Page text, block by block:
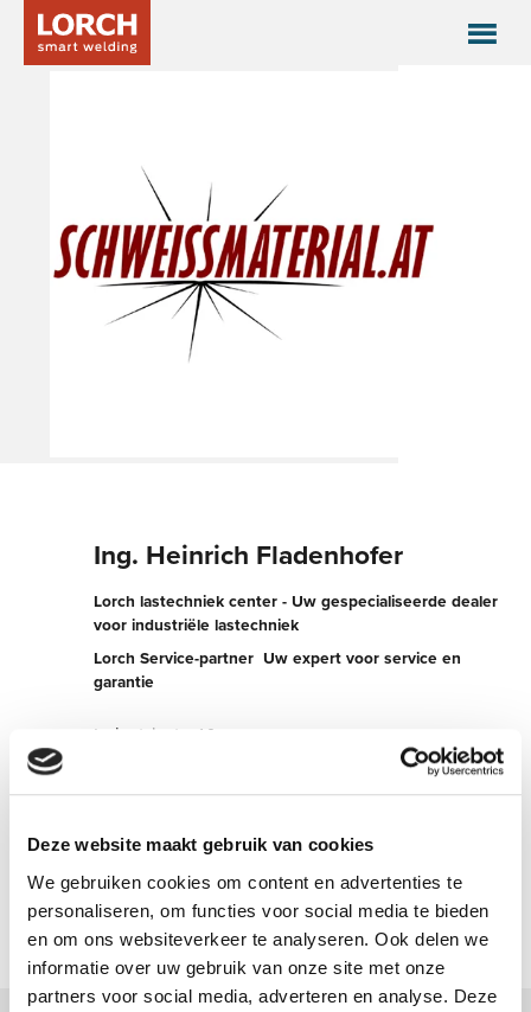
Deze website maakt gebruik van cookies
We gebruiken cookies om content en advertenties te
personaliseren, om functies voor social media te bieden
en om ons websiteverkeer te analyseren. Ook delen we
informatie over uw gebruik van onze site met onze
partners voor social media, adverteren en analyse. Deze
Ing. Heinrich Fladenhofer
Lorch lastechniek center - Uw gespecialiseerde dealer
voor industriële lastechniek
Lorch Service-partner  Uw expert voor service en
garantie
Industriestr. 10
Nu contact opnemen